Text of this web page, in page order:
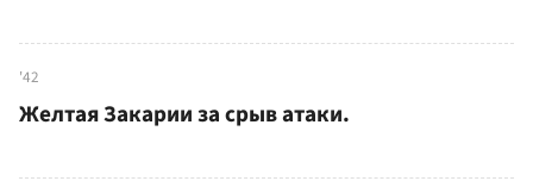
'42
Желтая Закарии за срыв атаки.